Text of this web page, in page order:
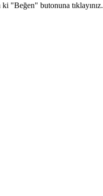
"Beğen" butonuna tıklayınız.